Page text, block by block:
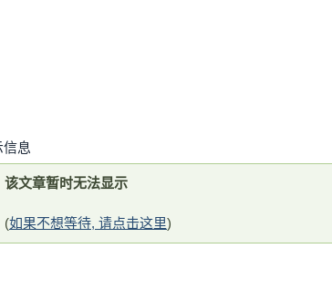
信息
该文章暂时无法显示
(如果不想等待, 请点击这里)